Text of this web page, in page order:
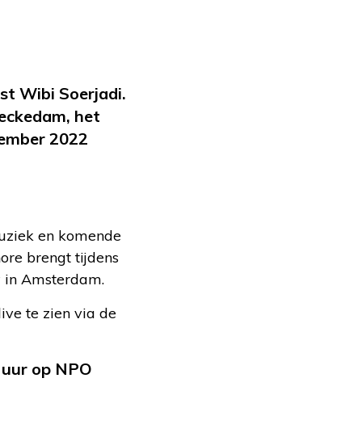
Wibi Soerjadi.
het
2022
en komende
brengt tijdens
in Amsterdam.
te zien via de
op NPO